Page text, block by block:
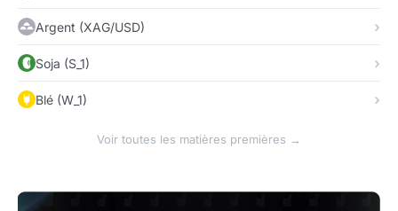
Argent (XAG/USD)
Soja (S_1)
Blé (W_1)
Voir toutes les matières premières →